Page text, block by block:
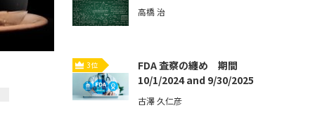
高橋 治
3位
FDA 査察の纏め 期間
10/1/2024 and 9/30/2025
古澤 久仁彦